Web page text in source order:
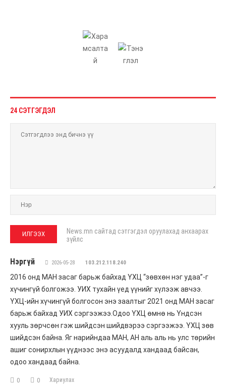
24 СЭТГЭГДЭЛ
News.mn сайтад сэтгэгдэл оруулахад анхаарах
зүйлс
Нэргүй 2026-05-28 103.212.118.240
2016 онд МАН засаг барьж байхад ҮХЦ “зөвхөн нэг удаа”-г
хүчингүй болгожээ. УИХ тухайн үед үүнийг хүлээж авчээ.
ҮХЦ-ийн хүчингүй болгосон энэ заалтыг 2021 онд МАН засаг
барьж байхад УИХ сэргээжээ.Одоо ҮХЦ өмнө нь Үндсэн
хууль зөрчсөн гэж шийдсэн шийдвэрээ сэргээжээ. ҮХЦ зөв
шийдсэн байна. Яг нарийндаа МАН, АН аль аль нь улс төрийн
ашиг сонирхлын үүднээс энэ асуудалд хандаад байсан,
одоо хандаад байна.
0 0 Хариулах